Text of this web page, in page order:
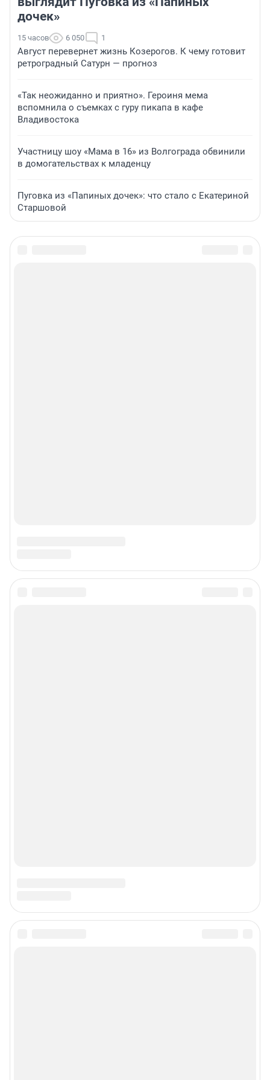
дочек»
15 часов 6 050 1
Август перевернет жизнь Козерогов. К чему готовит
ретроградный Сатурн — прогноз
«Так неожиданно и приятно». Героиня мема
вспомнила о съемках с гуру пикапа в кафе
Владивостока
Участницу шоу «Мама в 16» из Волгограда обвинили
в домогательствах к младенцу
Пуговка из «Папиных дочек»: что стало с Екатериной
Старшовой